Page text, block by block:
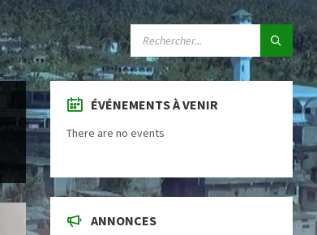
SEARCH:
ÉVÉNEMENTS À VENIR
There are no events
ANNONCES